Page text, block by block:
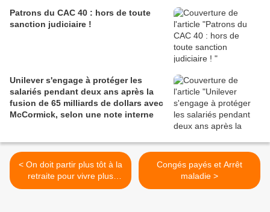
Patrons du CAC 40 : hors de toute
sanction judiciaire !
Unilever s'engage à protéger les
salariés pendant deux ans après la
fusion de 65 milliards de dollars avec
McCormick, selon une note interne
< On doit partir plus tôt à la
retraite pour vivre plus
vieux !
Congés payés et Arrêt
maladie >